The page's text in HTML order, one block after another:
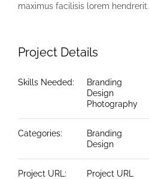
maximus facilisis lorem hendrerit.
Project Details
Skills Needed:
Branding
Design
Photography
Categories:
Branding
Design
Project URL: Project URL